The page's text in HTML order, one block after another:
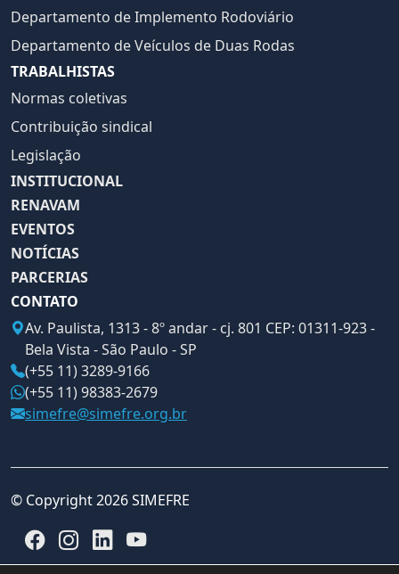
Departamento de Implemento Rodoviário
Departamento de Veículos de Duas Rodas
TRABALHISTAS
Normas coletivas
Contribuição sindical
Legislação
INSTITUCIONAL
RENAVAM
EVENTOS
NOTÍCIAS
PARCERIAS
CONTATO
Av. Paulista, 1313 - 8º andar - cj. 801 CEP: 01311-923 -
Bela Vista - São Paulo - SP
(+55 11) 3289-9166
(+55 11) 98383-2679
simefre@simefre.org.br
© Copyright 2026 SIMEFRE